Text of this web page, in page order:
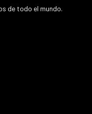
de todo el mundo.